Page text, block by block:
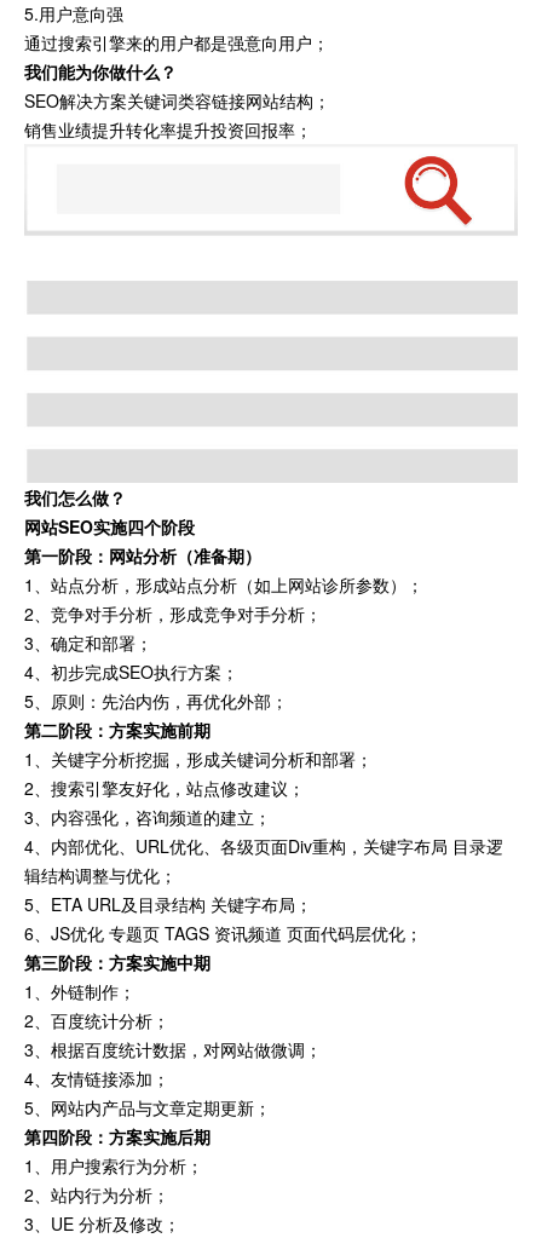
5.用户意向强
通过搜索引擎来的用户都是强意向用户；
我们能为你做什么？
SEO解决方案关键词类容链接网站结构；
销售业绩提升转化率提升投资回报率；
我们怎么做？
网站SEO实施四个阶段
第一阶段：网站分析（准备期）
1、站点分析，形成站点分析（如上网站诊所参数）；
2、竞争对手分析，形成竞争对手分析；
3、确定和部署；
4、初步完成SEO执行方案；
5、原则：先治内伤，再优化外部；
第二阶段：方案实施前期
1、关键字分析挖掘，形成关键词分析和部署；
2、搜索引擎友好化，站点修改建议；
3、内容强化，咨询频道的建立；
4、内部优化、URL优化、各级页面Div重构，关键字布局 目录逻
辑结构调整与优化；
5、ETA URL及目录结构 关键字布局；
6、JS优化 专题页 TAGS 资讯频道 页面代码层优化；
第三阶段：方案实施中期
1、外链制作；
2、百度统计分析；
3、根据百度统计数据，对网站做微调；
4、友情链接添加；
5、网站内产品与文章定期更新；
第四阶段：方案实施后期
1、用户搜索行为分析；
2、站内行为分析；
3、UE 分析及修改；